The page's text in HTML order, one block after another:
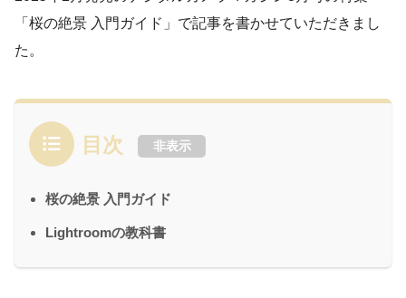
「桜の絶景 入門ガイド」で記事を書かせていただきまし
た。
目次 非表示
桜の絶景 入門ガイド
Lightroomの教科書